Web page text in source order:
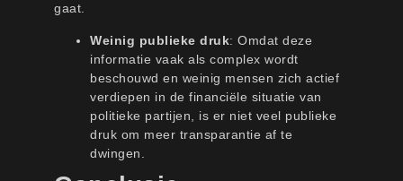
gaat.
Weinig publieke druk: Omdat deze
informatie vaak als complex wordt
beschouwd en weinig mensen zich actief
verdiepen in de financiële situatie van
politieke partijen, is er niet veel publieke
druk om meer transparantie af te
dwingen.